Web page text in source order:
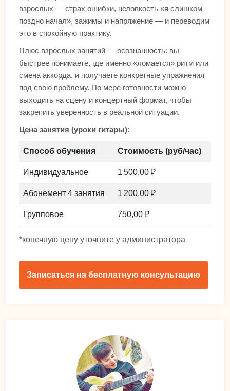
взрослых — страх ошибки, неловкость «я слишком
поздно начал», зажимы и напряжение — и переводим
это в спокойную практику.
Плюс взрослых занятий — осознанность: вы
быстрее понимаете, где именно «ломается» ритм или
смена аккорда, и получаете конкретные упражнения
под свою проблему. По мере готовности можно
выходить на сцену и концертный формат, чтобы
закрепить уверенность в реальной ситуации.
Цена занятия (уроки гитары):
Способ обучения Стоимость (руб/час)
Индивидуальное 1 500,00 ₽
Абонемент 4 занятия 1 200,00 ₽
Групповое 750,00 ₽
*конечную цену уточните у администратора
Записаться на бесплатную консультацию